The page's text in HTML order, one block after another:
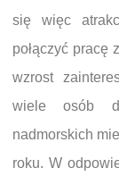
się więc
połączyć pracę
wzrost
wiele osób
nadmorskich
roku. W